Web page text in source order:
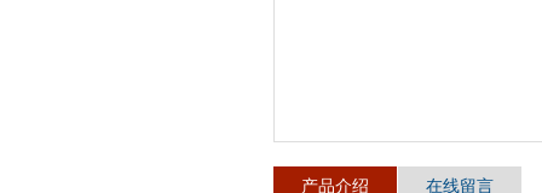
产品介绍 在线留言